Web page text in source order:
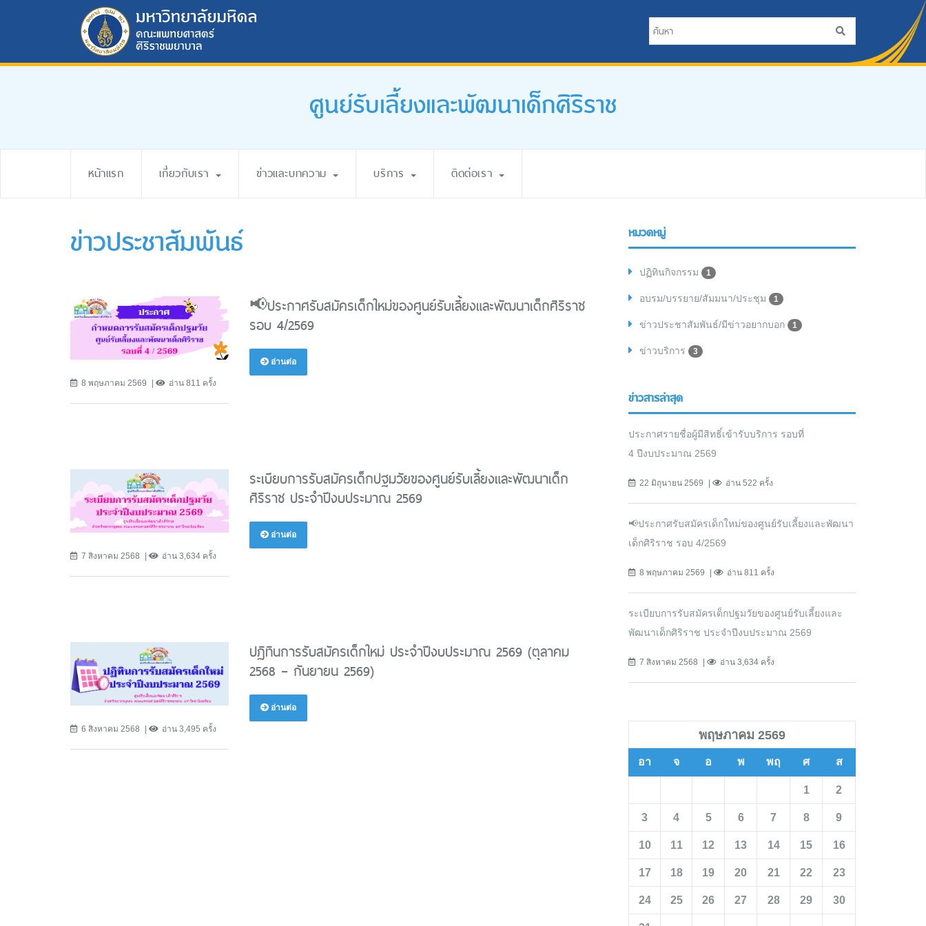
ศูนย์รับเลี้ยงและพัฒนาเด็กศิริราช
หน้าแรก เกี่ยวกับเรา ข่าวและบทความ บริการ ติดต่อเรา
ข่าวประชาสัมพันธ์
8 พฤษภาคม 2569 อ่าน 811 ครั้ง
📢ประกาศรับสมัครเด็กใหม่ของศูนย์รับเลี้ยงและพัฒนาเด็กศิริราช
รอบ 4/2569
อ่านต่อ
7 สิงหาคม 2568 อ่าน 3,634 ครั้ง
ระเบียบการรับสมัครเด็กปฐมวัยของศูนย์รับเลี้ยงและพัฒนาเด็ก
ศิริราช ประจำปีงบประมาณ 2569
อ่านต่อ
6 สิงหาคม 2568 อ่าน 3,495 ครั้ง
ปฏิทินการรับสมัครเด็กใหม่ ประจำปีงบประมาณ 2569 (ตุลาคม
2568 – กันยายน 2569)
อ่านต่อ
หมวดหมู่
ปฏิทินกิจกรรม 1
อบรม/บรรยาย/สัมมนา/ประชุม 1
ข่าวประชาสัมพันธ์/มีข่าวอยากบอก 1
ข่าวบริการ 3
ข่าวสารล่าสุด
ประกาศรายชื่อผู้มีสิทธิ์เข้ารับบริการ รอบที่
4 ปีงบประมาณ 2569
22 มิถุนายน 2569 อ่าน 522 ครั้ง
📢ประกาศรับสมัครเด็กใหม่ของศูนย์รับเลี้ยงและพัฒนา
เด็กศิริราช รอบ 4/2569
8 พฤษภาคม 2569 อ่าน 811 ครั้ง
ระเบียบการรับสมัครเด็กปฐมวัยของศูนย์รับเลี้ยงและ
พัฒนาเด็กศิริราช ประจำปีงบประมาณ 2569
7 สิงหาคม 2568 อ่าน 3,634 ครั้ง
พฤษภาคม 2569
อา จ อ พ พฤ ศ ส
1 2
3 4 5 6 7 8 9
10 11 12 13 14 15 16
17 18 19 20 21 22 23
24 25 26 27 28 29 30